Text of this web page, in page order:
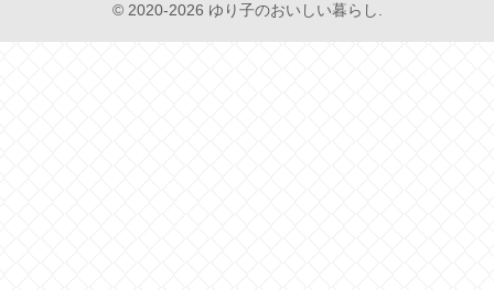
© 2020-2026 ゆり子のおいしい暮らし.